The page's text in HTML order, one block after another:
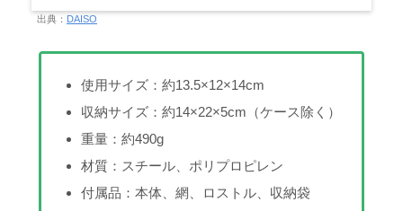
出典： DAISO
使用サイズ：約13.5×12×14cm
収納サイズ：約14×22×5cm（ケース除く）
重量：約490g
材質：スチール、ポリプロピレン
付属品：本体、網、ロストル、収納袋